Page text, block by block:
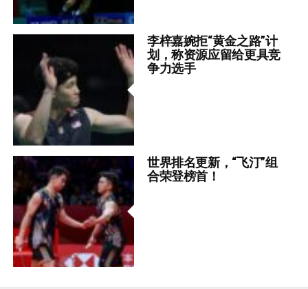
李梓嘉婉拒“黄金之路”计
划，称资源应留给更具竞
争力选手
世界排名更新，“飞汀”组
合荣登榜首！